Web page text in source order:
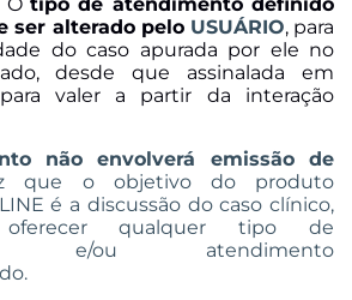
Otipo de atendimento definido
ser alterado pelo USUÁRIO, para
do caso apurada por ele no
desde que assinalada em
valer a partir da interação
não envolverá emissão de
que o objetivo do produto
LINE é a discussão do caso clínico,
qualquer tipo de
e/ou atendimento